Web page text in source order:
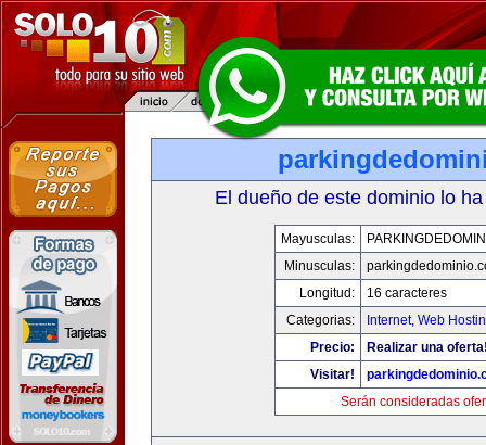
El dueño de este dominio lo
Mayusculas:
Minusculas:
Longitud:
16 caracteres
Categorias:
Internet, Web
Precio:
Realizar una
Visitar!
Serán consideradas